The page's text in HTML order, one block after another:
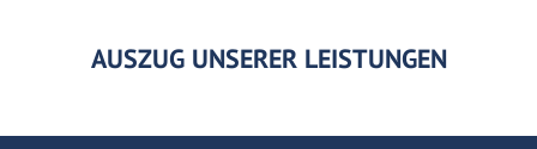
AUSZUG UNSERER LEISTUNGEN